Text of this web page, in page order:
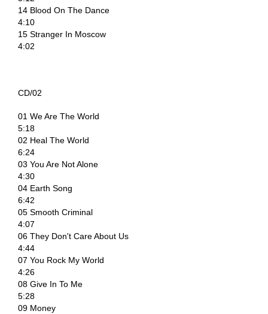
14 Blood On The Dance
4:10
15 Stranger In Moscow
4:02
CD/02
01 We Are The World
5:18
02 Heal The World
6:24
03 You Are Not Alone
4:30
04 Earth Song
6:42
05 Smooth Criminal
4:07
06 They Don't Care About Us
4:44
07 You Rock My World
4:26
08 Give In To Me
5:28
09 Money